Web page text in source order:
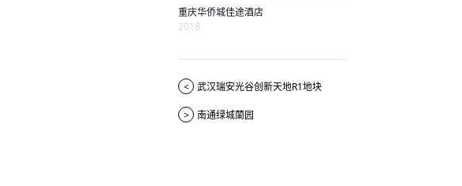
重庆华侨城佳途酒店
2018
< 武汉瑞安光谷创新天地R1地块
> 南通绿城蘭园